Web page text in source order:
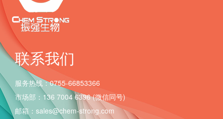
联系我们
服务热线：0755-66853366
市场部：136 7004 6396 (微信同号)
邮箱：sales@chem-strong.com